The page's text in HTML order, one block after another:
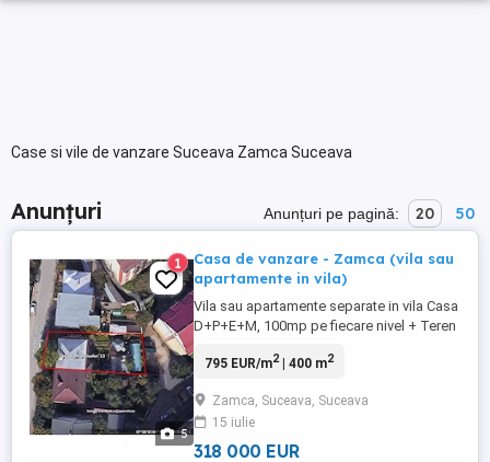
Case si vile de vanzare Suceava Zamca Suceava
Anunțuri Anunțuri pe pagină: 20 50
5
1
Casa de vanzare - Zamca (vila sau
apartamente in vila)
Vila sau apartamente separate in vila Casa
D+P+E+M, 100mp pe fiecare nivel + Teren
centrala, la strada, cu transport public.
+ gradina in spate cu cladire anexa, sera
mare si foisor. Zamca, Suceava - zona
rezidentiala, ...
795 EUR/m2| 400 m2
Zamca, Suceava, Suceava
15 iulie
318 000 EUR